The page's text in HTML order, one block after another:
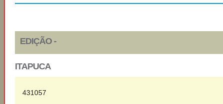
EDIÇÃO -
ITAPUCA
431057